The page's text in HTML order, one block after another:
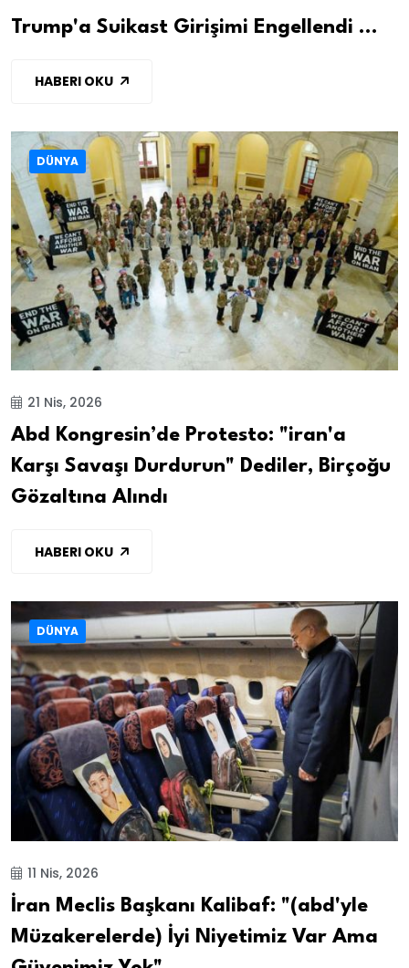
Trump'a Suikast Girişimi Engellendi ...
HABERI OKU
DÜNYA
21 Nis, 2026
Abd Kongresin’de Protesto: "iran'a
Karşı Savaşı Durdurun" Dediler, Birçoğu
Gözaltına Alındı
HABERI OKU
DÜNYA
11 Nis, 2026
İran Meclis Başkanı Kalibaf: "(abd'yle
Müzakerelerde) İyi Niyetimiz Var Ama